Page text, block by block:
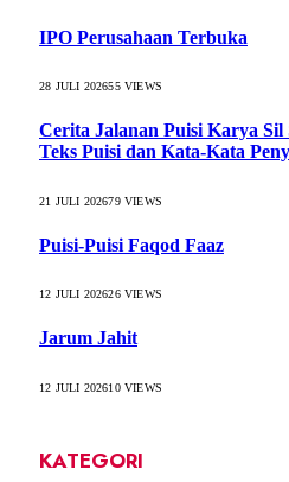
IPO Perusahaan Terbuka
28 JULI 202655VIEWS
Cerita Jalanan Puisi Karya Sil
Teks Puisi dan Kata-Kata
21 JULI 202679VIEWS
Puisi-Puisi Faqod Faaz
12 JULI 202626VIEWS
Jarum Jahit
12 JULI 202610VIEWS
KATEGORI